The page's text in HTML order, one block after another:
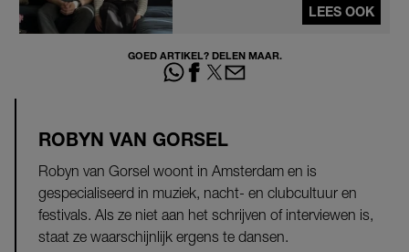
LEES OOK
GOED ARTIKEL? DELEN MAAR.
ROBYN VAN GORSEL
Robyn van Gorsel woont in Amsterdam en is
gespecialiseerd in muziek, nacht- en clubcultuur en
festivals. Als ze niet aan het schrijven of interviewen is,
staat ze waarschijnlijk ergens te dansen.